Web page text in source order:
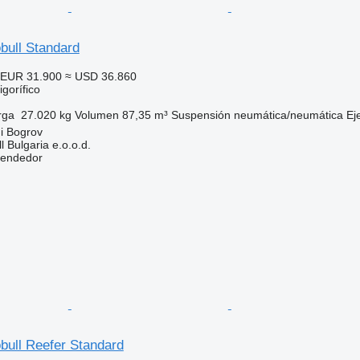
Standard
EUR 31.900 ≈ USD 36.860
27.020 kg Volumen 87,35 m³ Suspensión neumática/neumática
Bogrov
Bulgaria e.o.o.d.
Reefer Standard